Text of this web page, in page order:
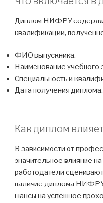
Диплом НИФРУ
квалификации,
ФИО выпускника.
Наименование учебного
Специальность и
Дата получения диплома.
Как диплом
В зависимости от
значительное влияние
работодатели
наличие диплома
шансы на успешное